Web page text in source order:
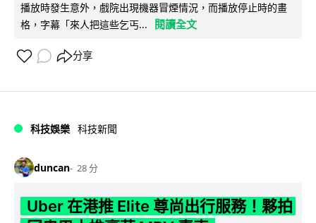
播放時發生意外，戲院出現機器冒煙情況，而播放停止時的畫
格，字幕「來人把這些乞丐...
閱讀全文
分享
科技娛樂 科技新聞
duncan 28 分
Uber 在港推 Elite 尊尚出行服務！夥拍